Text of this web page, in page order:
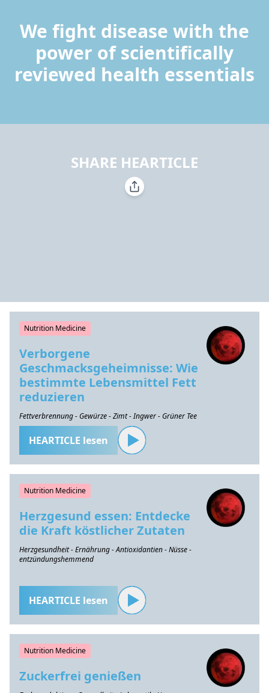
We fight disease with the
power of scientifically
reviewed health essentials
SHARE HEARTICLE
Nutrition Medicine
Verborgene
Geschmacksgeheimnisse: Wie
bestimmte Lebensmittel Fett
reduzieren
Fettverbrennung - Gewürze - Zimt - Ingwer - Grüner Tee
HEARTICLE lesen
Nutrition Medicine
Herzgesund essen: Entdecke
die Kraft köstlicher Zutaten
Herzgesundheit - Ernährung - Antioxidantien - Nüsse -
entzündungshemmend
HEARTICLE lesen
Nutrition Medicine
Zuckerfrei genießen